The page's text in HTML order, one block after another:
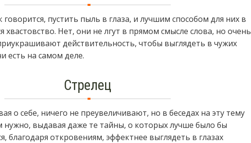
пустить пыль в глаза, и лучшим способом для них в
хвастовство. Нет, они не лгут в прямом смысле слова, но очень
действительность, чтобы выглядеть в чужих
есть на самом деле.
Стрелец
о себе, ничего не преувеличивают, но в беседах на эту тему
нужно, выдавая даже те тайны, о которых лучше было бы
благодаря откровениям, эффектнее выглядеть в глазах